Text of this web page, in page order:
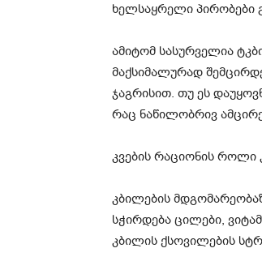
ხელსაყრელი პირობები
ამიტომ სასურველია
მაქსიმალურად
ჯაგრისით. თუ ეს
რაც ნაწილობრივ
კვების რაციონის როლი
კბილების
სჭირდება ცილები,
კბილის ქსოვილების